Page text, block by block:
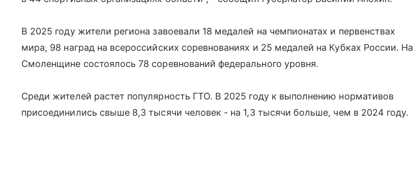
В 2025 году жители региона завоевали 18 медалей на чемпионатах и первенствах
мира, 98 наград на всероссийских соревнованиях и 25 медалей на Кубках России. На
Смоленщине состоялось 78 соревнований федерального уровня.
Среди жителей растет популярность ГТО. В 2025 году к выполнению нормативов
присоединились свыше 8,3 тысячи человек - на 1,3 тысячи больше, чем в 2024 году.